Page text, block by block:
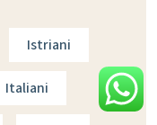
Istriani
Italiani